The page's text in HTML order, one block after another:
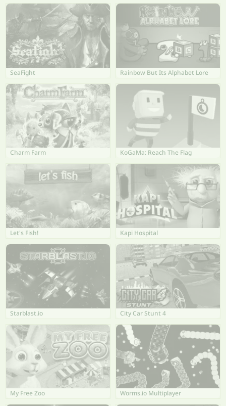
SeaFight Rainbow But Its Alphabet Lore
Charm Farm KoGaMa: Reach The Flag
Let's Fish! Kapi Hospital
Starblast.io City Car Stunt 4
My Free Zoo Worms.io Multiplayer